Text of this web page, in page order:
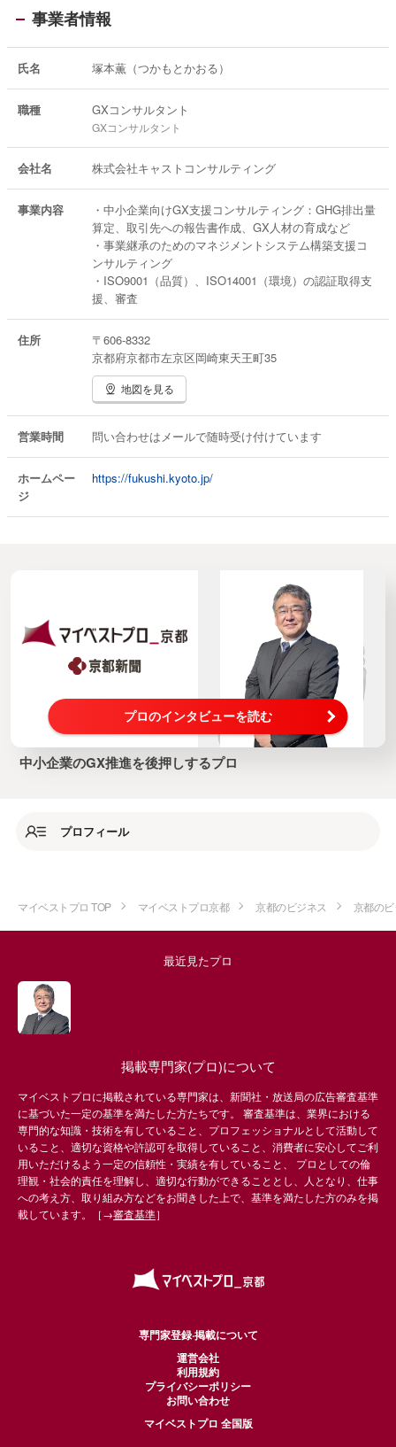
事業者情報
氏名 塚本薫（つかもとかおる）
職種 GXコンサルタント
GXコンサルタント
会社名 株式会社キャストコンサルティング
事業内容
・中小企業向けGX支援コンサルティング：GHG排出量
算定、取引先への報告書作成、GX人材の育成など
・事業継承のためのマネジメントシステム構築支援コ
ンサルティング
・ISO9001（品質）、ISO14001（環境）の認証取得支
援、審査
住所
〒606-8332
京都府京都市左京区岡崎東天王町35
地図を見る
営業時間 問い合わせはメールで随時受け付けています
ホームペー
ジ
https://fukushi.kyoto.jp/
プロのインタビューを読む
中小企業のGX推進を後押しするプロ
プロフィール
マイベストプロ TOP マイベストプロ京都 京都のビジネス 京都の
最近見たプロ
掲載専門家(プロ)について
マイベストプロに掲載されている専門家は、新聞社・放送局の広告審査基準
に基づいた一定の基準を満たした方たちです。 審査基準は、業界における
専門的な知識・技術を有していること、プロフェッショナルとして活動して
いること、適切な資格や許認可を取得していること、消費者に安心してご利
用いただけるよう一定の信頼性・実績を有していること、 プロとしての倫
理観・社会的責任を理解し、適切な行動ができることとし、人となり、仕事
への考え方、取り組み方などをお聞きした上で、基準を満たした方のみを掲
載しています。［→審査基準］
専門家登録·掲載について
運営会社
利用規約
プライバシーポリシー
お問い合わせ
マイベストプロ 全国版